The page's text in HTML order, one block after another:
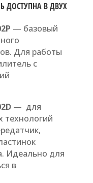
ДОСТУПНА В ДВУХ
— базовый
Для работы
с
— для
технологий
Идеально для
в